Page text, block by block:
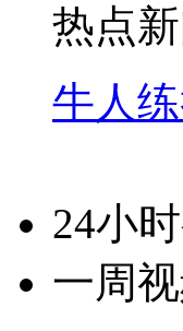
热点
牛人
24小
一周